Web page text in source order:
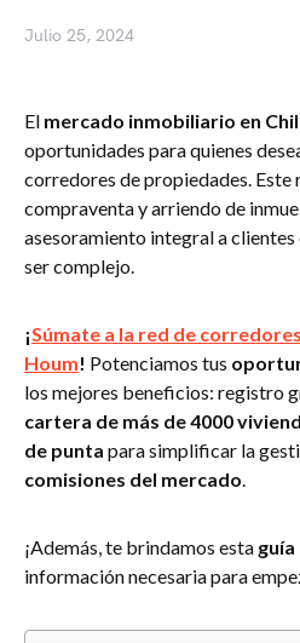
Julio 25, 2024
El mercado inmobiliario en
oportunidades para quienes
corredores de propiedades. Este
compraventa y arriendo de
asesoramiento integral a clientes
ser complejo.
¡Súmate a la red de
Houm! Potenciamos tus
los mejores beneficios: registro
cartera de más de 4000
de punta para simplificar la
comisiones del mercado.
¡Además, te brindamos esta
información necesaria para